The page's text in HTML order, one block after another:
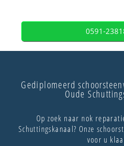
0591-
Gediplomeerd
Oude
Op zoek naar nok
Schuttingskanaal? Onze
voor u